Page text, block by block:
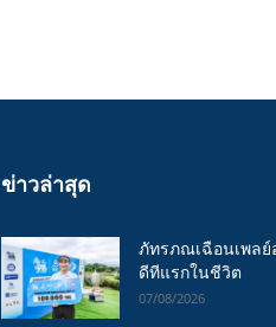
ข่าวล่าสุด
ภัทรภณเฉือนเพล
ดีทีแรกในชีวิต
07/08/2026